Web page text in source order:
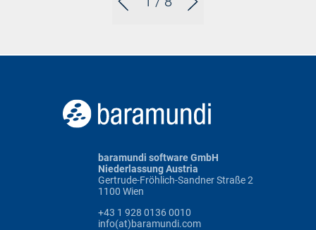
baramundi software GmbH
Niederlassung Austria
Gertrude-Fröhlich-Sandner Straße 2
1100 Wien
+43 1 928 0136 0010
info(at)baramundi.com